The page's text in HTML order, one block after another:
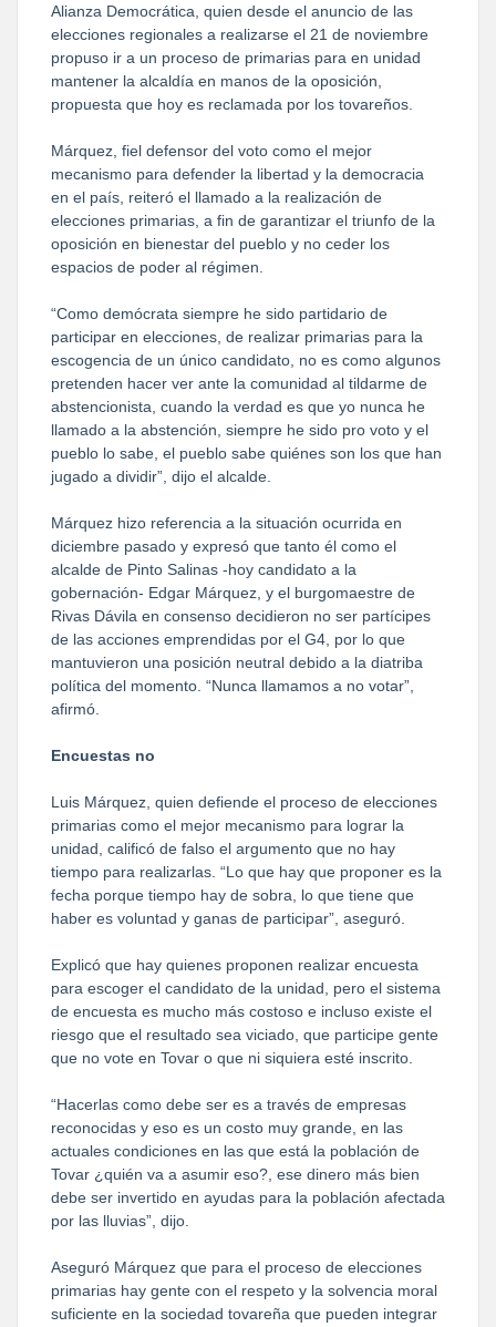
Alianza Democrática, quien desde el anuncio de las
elecciones regionales a realizarse el 21 de noviembre
propuso ir a un proceso de primarias para en unidad
mantener la alcaldía en manos de la oposición,
propuesta que hoy es reclamada por los tovareños.
Márquez, fiel defensor del voto como el mejor
mecanismo para defender la libertad y la democracia
en el país, reiteró el llamado a la realización de
elecciones primarias, a fin de garantizar el triunfo de la
oposición en bienestar del pueblo y no ceder los
espacios de poder al régimen.
“Como demócrata siempre he sido partidario de
participar en elecciones, de realizar primarias para la
escogencia de un único candidato, no es como algunos
pretenden hacer ver ante la comunidad al tildarme de
abstencionista, cuando la verdad es que yo nunca he
llamado a la abstención, siempre he sido pro voto y el
pueblo lo sabe, el pueblo sabe quiénes son los que han
jugado a dividir”, dijo el alcalde.
Márquez hizo referencia a la situación ocurrida en
diciembre pasado y expresó que tanto él como el
alcalde de Pinto Salinas -hoy candidato a la
gobernación- Edgar Márquez, y el burgomaestre de
Rivas Dávila en consenso decidieron no ser partícipes
de las acciones emprendidas por el G4, por lo que
mantuvieron una posición neutral debido a la diatriba
política del momento. “Nunca llamamos a no votar”,
afirmó.
Encuestas no
Luis Márquez, quien defiende el proceso de elecciones
primarias como el mejor mecanismo para lograr la
unidad, calificó de falso el argumento que no hay
tiempo para realizarlas. “Lo que hay que proponer es la
fecha porque tiempo hay de sobra, lo que tiene que
haber es voluntad y ganas de participar”, aseguró.
Explicó que hay quienes proponen realizar encuesta
para escoger el candidato de la unidad, pero el sistema
de encuesta es mucho más costoso e incluso existe el
riesgo que el resultado sea viciado, que participe gente
que no vote en Tovar o que ni siquiera esté inscrito.
“Hacerlas como debe ser es a través de empresas
reconocidas y eso es un costo muy grande, en las
actuales condiciones en las que está la población de
Tovar ¿quién va a asumir eso?, ese dinero más bien
debe ser invertido en ayudas para la población afectada
por las lluvias”, dijo.
Aseguró Márquez que para el proceso de elecciones
primarias hay gente con el respeto y la solvencia moral
suficiente en la sociedad tovareña que pueden integrar